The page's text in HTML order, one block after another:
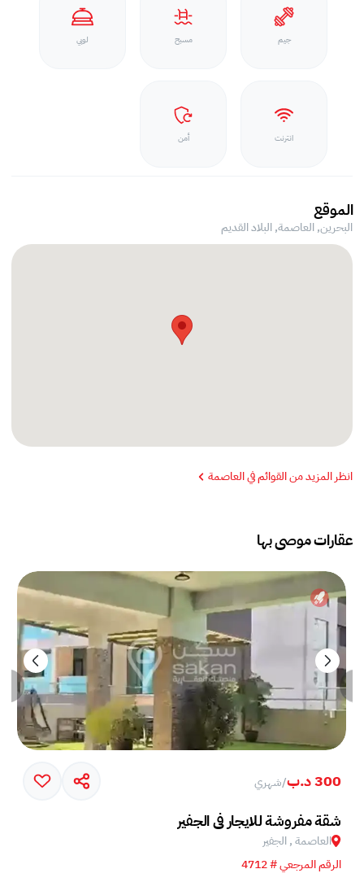
جيم مسبح لوبي
انترنت أمن
الموقع
البحرين, العاصمة,البلاد القديم
انظر المزيد من القوائم في العاصمة
عقارات موصى بها
300 د.ب /شهري
شقة مفروشة للايجار في الجفير
العاصمة , الجفير
الرقم المرجعي # 4712